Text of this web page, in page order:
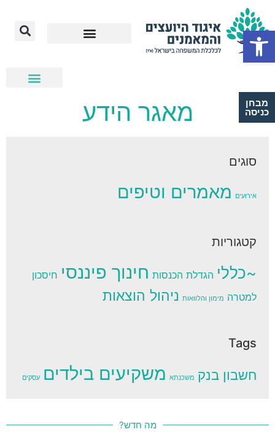
Open toolbar
מאגר הידע
סוגים
אירועים מאמרים וטיפים
קטגוריות
~כללי הגדלת הכנסות חינוך פיננסי חיסכון
למטרה מימון והלוואות ניהול הוצאות
Tags
חשבון בנק משכנתא משקיעים בילדים עסקים
מה חדש?
מבחן
כניסה